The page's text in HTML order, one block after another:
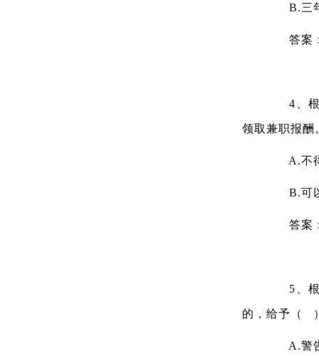
B.三
答案
4、根
领取兼职报酬
A.不
B.可
答案
5、根据
的，给予（
A.警告